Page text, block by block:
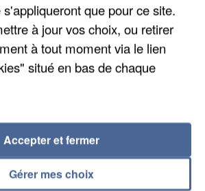
que pour ce site.
à jour vos choix, ou retirer
à tout moment via le lien
situé en bas de chaque
Gérer mes choix
Accepter et fermer